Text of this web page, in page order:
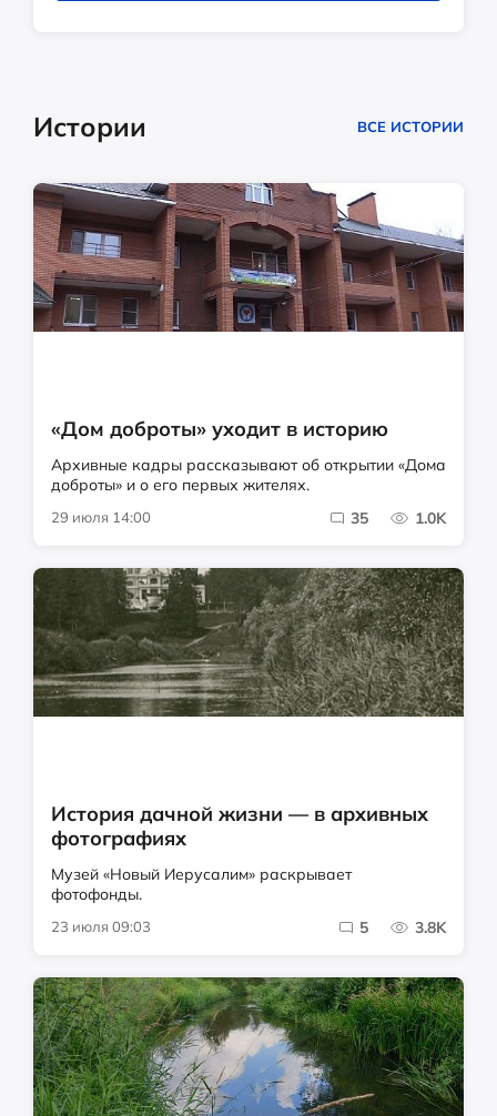
Истории ВСЕ ИСТОРИИ
«Дом доброты» уходит в историю
Архивные кадры рассказывают об открытии «Дома
доброты» и о его первых жителях.
29 июля 14:00 35 1.0K
История дачной жизни — в архивных
фотографиях
Музей «Новый Иерусалим» раскрывает
фотофонды.
23 июля 09:03 5 3.8K